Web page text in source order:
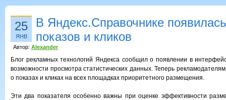
25
ЯНВ
В Яндекс.Справочнике
показов и кликов
Автор: Alexander
Блог рекламных технологий Яндекса сообщил о появлении в
возможности просмотра статистических данных. Теперь
о показах и кликах на всех площадках приоритетного размещения.
Эти два показателя особенно важны при оценке эффективности